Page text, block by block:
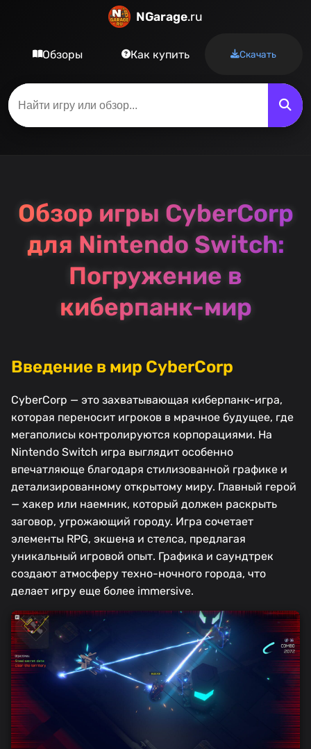
NGarage.ru
Обзоры Как купить Скачать
Обзор игры CyberCorp
для Nintendo Switch:
Погружение в
киберпанк-мир
Введение в мир CyberCorp
CyberCorp — это захватывающая киберпанк-игра,
которая переносит игроков в мрачное будущее, где
мегаполисы контролируются корпорациями. На
Nintendo Switch игра выглядит особенно
впечатляюще благодаря стилизованной графике и
детализированному открытому миру. Главный герой
— хакер или наемник, который должен раскрыть
заговор, угрожающий городу. Игра сочетает
элементы RPG, экшена и стелса, предлагая
уникальный игровой опыт. Графика и саундтрек
создают атмосферу техно-ночного города, что
делает игру еще более immersive.